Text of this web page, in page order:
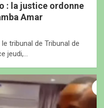
: la justice ordonne
Amar
tribunal de Tribunal de
jeudi,…